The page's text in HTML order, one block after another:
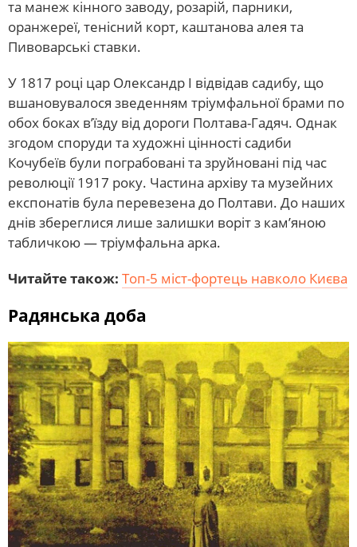
та манеж кінного заводу, розарій, парники,
оранжереї, тенісний корт, каштанова алея та
Пивоварські ставки.
У 1817 році цар Олександр I відвідав садибу, що
вшановувалося зведенням тріумфальної брами по
обох боках в’їзду від дороги Полтава-Гадяч. Однак
згодом споруди та художні цінності садиби
Кочубеїв були пограбовані та зруйновані під час
революції 1917 року. Частина архіву та музейних
експонатів була перевезена до Полтави. До наших
днів збереглися лише залишки воріт з кам’яною
табличкою — тріумфальна арка.
Читайте також: Топ-5 міст-фортець навколо Києва
Радянська доба